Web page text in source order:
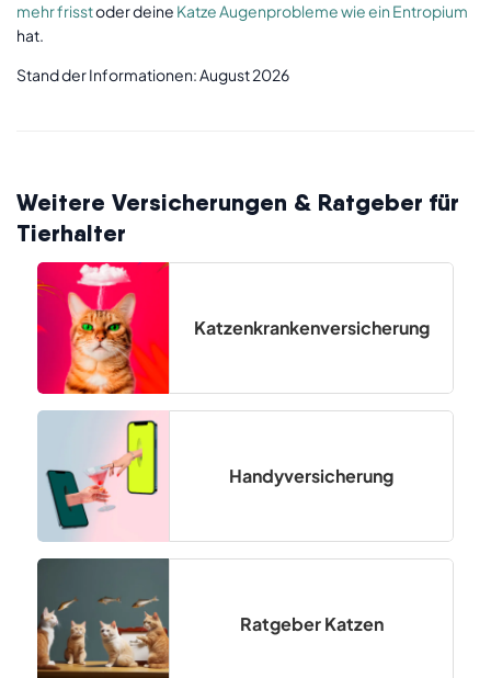
Kaiserschnitt entstehen, der wegen Komplikationen
besteht für durch einen Kostenvoranschlag oder
mehr frisstoder deine Katze Augenprobleme wie ein Entropium
hat.
Stand der Informationen: August 2026
Weitere Versicherungen & Ratgeber für
Tierhalter
Katzenkrankenversicherung
Handyversicherung
Ratgeber Katzen